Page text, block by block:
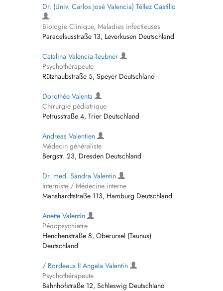
Dr. (Univ. Carlos José Valencia) Téllez Castillo
Biologie Clinique, Maladies infectieuses
Paracelsusstraße 13, Leverkusen Deutschland
Catalina Valencia-Teubner
Psychothérapeute
Rützhaubstraße 5, Speyer Deutschland
Dorothée Valenta
Chirurgie pédiatrique
Petrusstraße 4, Trier Deutschland
Andreas Valentien
Médecin généraliste
Bergstr. 23, Dresden Deutschland
Dr. med. Sandra Valentin
Interniste / Médecine interne
Manshardtstraße 113, Hamburg Deutschland
Anette Valentin
Pédopsychiatre
Henchenstraße 8, Oberursel (Taunus)
Deutschland
/ Bordeaux II Angela Valentin
Psychothérapeute
Bahnhofstraße 12, Schleswig Deutschland